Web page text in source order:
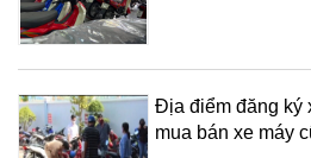
Địa điểm đăng ký
mua bán xe máy